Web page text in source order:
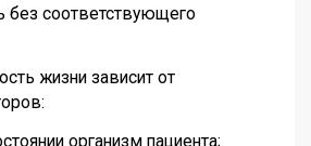
без соответствующего
жизни зависит от
организм пациента;